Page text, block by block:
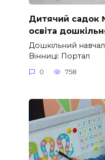
Дитячий садок
освіта
Дошкільний
Вінниці: Портал
0 758